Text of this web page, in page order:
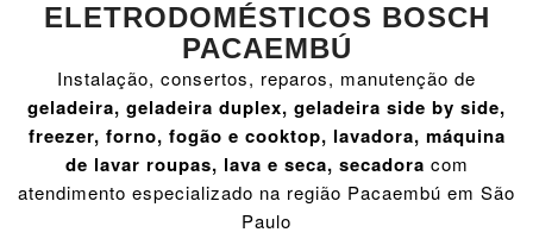
ELETRODOMÉSTICOS BOSCH
PACAEMBÚ
Instalação, consertos, reparos, manutenção de
geladeira, geladeira duplex, geladeira side by side,
freezer, forno, fogão e cooktop, lavadora, máquina
de lavar roupas, lava e seca, secadora com
atendimento especializado na região Pacaembú em São
Paulo